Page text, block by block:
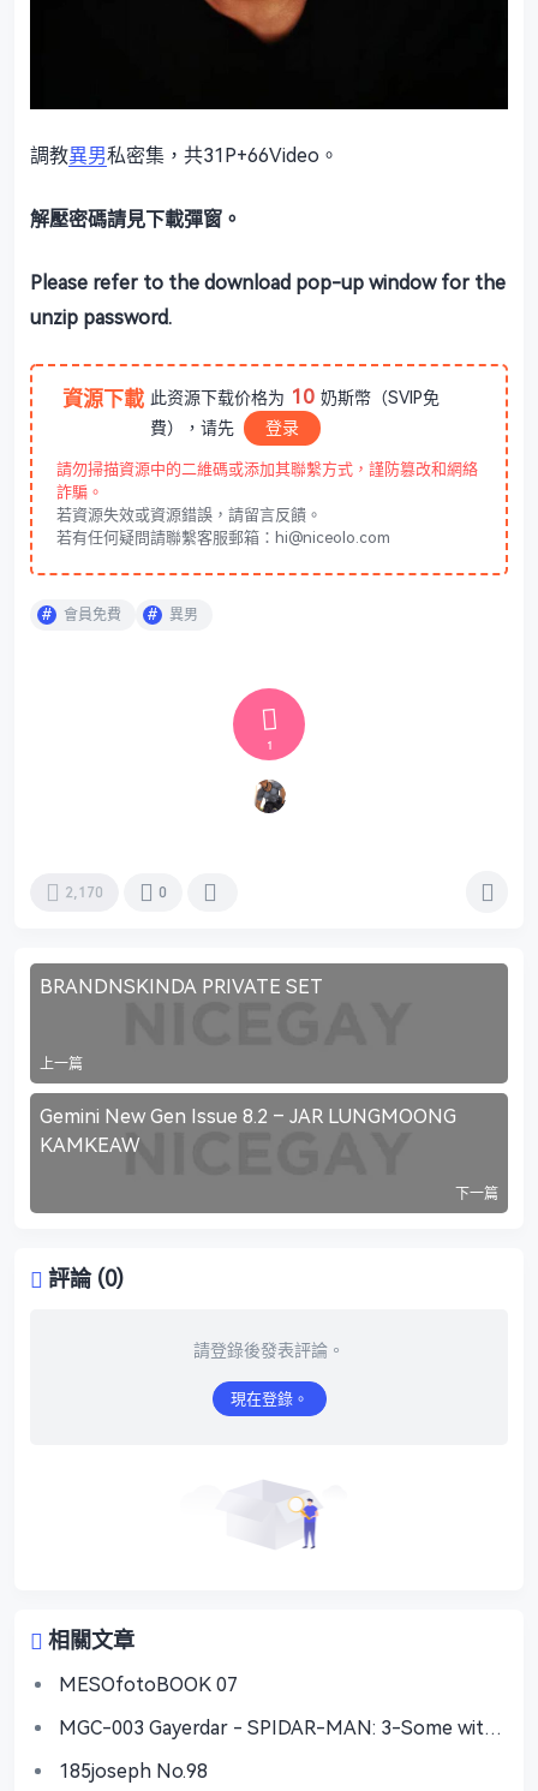
調教異男私密集，共31P+66Video。
解壓密碼請見下載彈窗。
Please refer to the download pop-up window for the
unzip password.
資源下載 此资源下载价格为 10 奶斯幣（SVIP免
費），请先
登录
請勿掃描資源中的二維碼或添加其聯繫方式，謹防篡改和網絡
詐騙。
若資源失效或資源錯誤，請留言反饋。
若有任何疑問請聯繫客服郵箱：hi@niceolo.com
會員免費 異男
1
2,170 0
BRANDNSKINDA PRIVATE SET
上一篇
Gemini New Gen Issue 8.2 – JAR LUNGMOONG
KAMKEAW
下一篇
評論 (0)
請登錄後發表評論。
現在登錄。
相關文章
MESOfotoBOOK 07
MGC-003 Gayerdar - SPIDAR-MAN: 3-Some with
185joseph No.98